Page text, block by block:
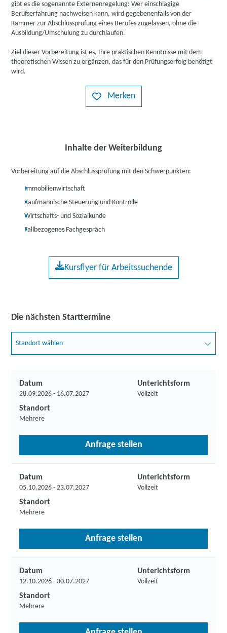
gibt es die sogenannte Externenregelung: Wer einschlägige
Berufserfahrung nachweisen kann, wird gegebenenfalls von der
Kammer zur Abschlussprüfung eines Berufes zugelassen, ohne die
Ausbildung/Umschulung zu durchlaufen.
Ziel dieser Vorbereitung ist es, Ihre praktischen Kenntnisse mit dem
theoretischen Wissen zu ergänzen, das für den Prüfungserfolg benötigt
wird.
Merken
Inhalte der Weiterbildung
Vorbereitung auf die Abschlussprüfung mit den Schwerpunkten:
Immobilienwirtschaft
Kaufmännische Steuerung und Kontrolle
Wirtschafts- und Sozialkunde
Fallbezogenes Fachgespräch
Kursflyer für Arbeitssuchende
Die nächsten Starttermine
Standort wählen
Datum
28.09.2026 - 16.07.2027
Unterichtsform
Vollzeit
Standort
Mehrere
Anfrage stellen
Datum
05.10.2026 - 23.07.2027
Unterichtsform
Vollzeit
Standort
Mehrere
Anfrage stellen
Datum
12.10.2026 - 30.07.2027
Unterichtsform
Vollzeit
Standort
Mehrere